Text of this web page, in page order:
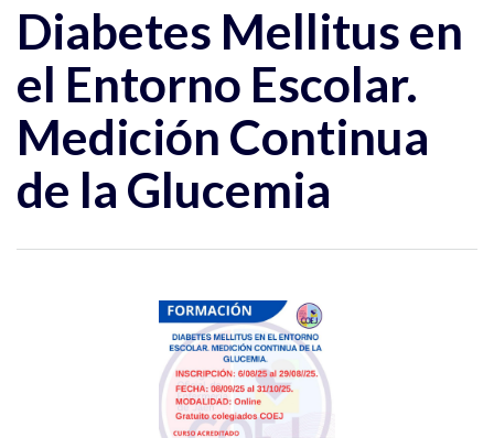
Diabetes Mellitus en
el Entorno Escolar.
Medición Continua
de la Glucemia